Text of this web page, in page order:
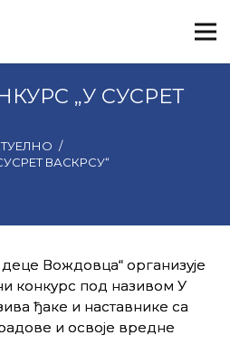
„У СУСРЕТ
/
ВАСКРСУ“
Вождовца“ организује
конкурс под називом У
ђаке и наставнике са
и освоје вредне